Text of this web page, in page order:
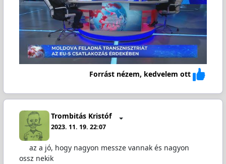
Forrást nézem, kedvelem ott
Trombitás Kristóf
2023. 11. 19. 22:07
az a jó, hogy nagyon messze vannak és nagyon
ossz nekik